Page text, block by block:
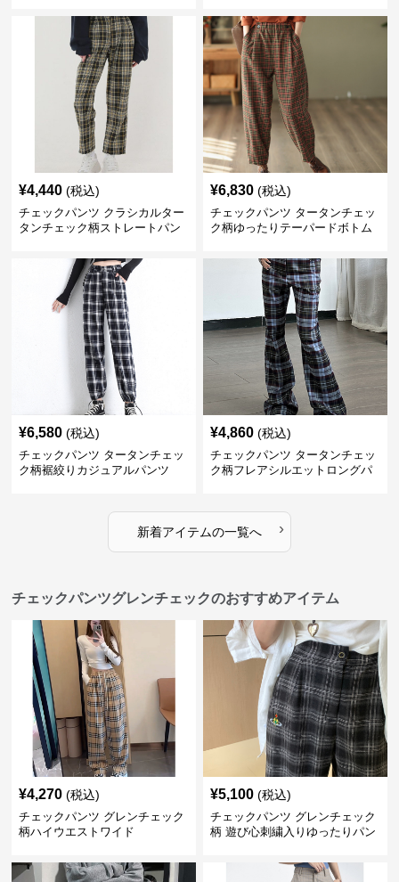
¥4,440 (税込)
チェックパンツ クラシカルター
タンチェック柄ストレートパン
¥6,830 (税込)
チェックパンツ タータンチェッ
ク柄ゆったりテーパードボトム
¥6,580 (税込)
チェックパンツ タータンチェッ
ク柄裾絞りカジュアルパンツ
¥4,860 (税込)
チェックパンツ タータンチェッ
ク柄フレアシルエットロングパ
新着アイテムの一覧へ ›
チェックパンツグレンチェックのおすすめアイテム
¥4,270 (税込)
チェックパンツ グレンチェック
柄ハイウエストワイド
¥5,100 (税込)
チェックパンツ グレンチェック
柄 遊び心刺繍入りゆったりパン